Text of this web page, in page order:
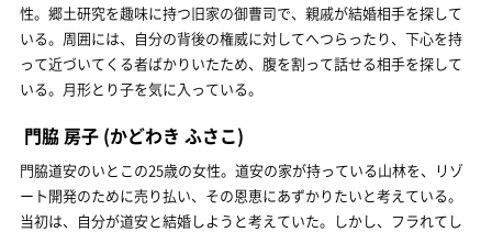
性。郷土研究を趣味に持つ旧家の御曹司で、親戚が結婚相手を探して
いる。周囲には、自分の背後の権威に対してへつらったり、下心を持
って近づいてくる者ばかりいたため、腹を割って話せる相手を探して
いる。月形とり子を気に入っている。
門脇 房子 (かどわき ふさこ)
門脇道安のいとこの25歳の女性。道安の家が持っている山林を、リゾ
ート開発のために売り払い、その恩恵にあずかりたいと考えている。
当初は、自分が道安と結婚しようと考えていた。しかし、フラれてし